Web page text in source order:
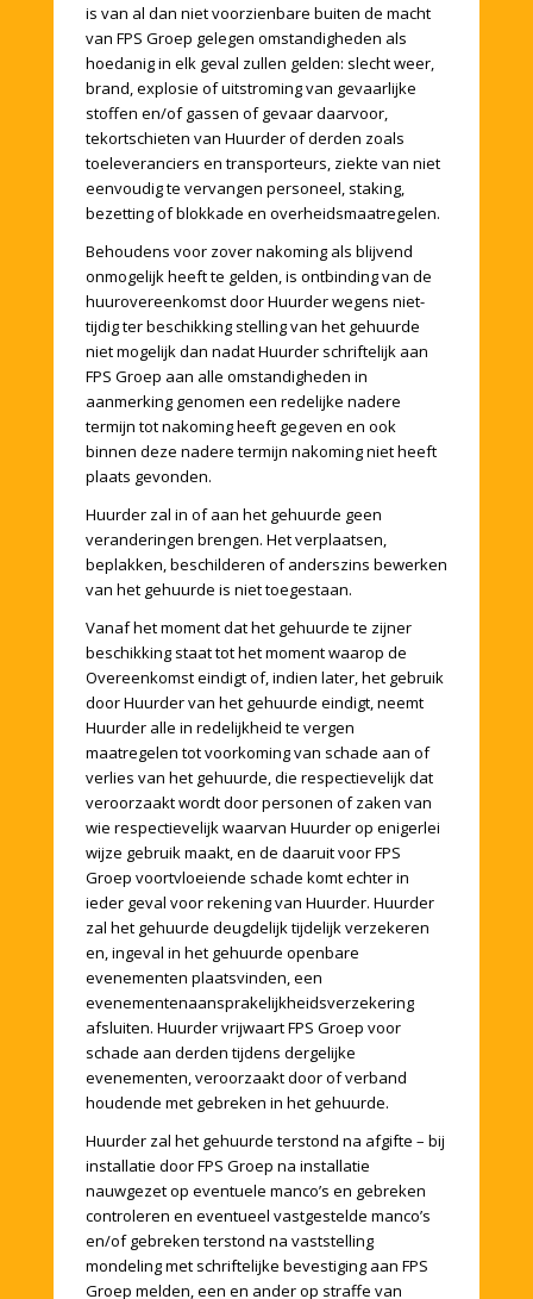
is van al dan niet voorzienbare buiten de macht
van FPS Groep gelegen omstandigheden als
hoedanig in elk geval zullen gelden: slecht weer,
brand, explosie of uitstroming van gevaarlijke
stoffen en/of gassen of gevaar daarvoor,
tekortschieten van Huurder of derden zoals
toeleveranciers en transporteurs, ziekte van niet
eenvoudig te vervangen personeel, staking,
bezetting of blokkade en overheidsmaatregelen.
Behoudens voor zover nakoming als blijvend
onmogelijk heeft te gelden, is ontbinding van de
huurovereenkomst door Huurder wegens niet-
tijdig ter beschikking stelling van het gehuurde
niet mogelijk dan nadat Huurder schriftelijk aan
FPS Groep aan alle omstandigheden in
aanmerking genomen een redelijke nadere
termijn tot nakoming heeft gegeven en ook
binnen deze nadere termijn nakoming niet heeft
plaats gevonden.
Huurder zal in of aan het gehuurde geen
veranderingen brengen. Het verplaatsen,
beplakken, beschilderen of anderszins bewerken
van het gehuurde is niet toegestaan.
Vanaf het moment dat het gehuurde te zijner
beschikking staat tot het moment waarop de
Overeenkomst eindigt of, indien later, het gebruik
door Huurder van het gehuurde eindigt, neemt
Huurder alle in redelijkheid te vergen
maatregelen tot voorkoming van schade aan of
verlies van het gehuurde, die respectievelijk dat
veroorzaakt wordt door personen of zaken van
wie respectievelijk waarvan Huurder op enigerlei
wijze gebruik maakt, en de daaruit voor FPS
Groep voortvloeiende schade komt echter in
ieder geval voor rekening van Huurder. Huurder
zal het gehuurde deugdelijk tijdelijk verzekeren
en, ingeval in het gehuurde openbare
evenementen plaatsvinden, een
evenementenaansprakelijkheidsverzekering
afsluiten. Huurder vrijwaart FPS Groep voor
schade aan derden tijdens dergelijke
evenementen, veroorzaakt door of verband
houdende met gebreken in het gehuurde.
Huurder zal het gehuurde terstond na afgifte – bij
installatie door FPS Groep na installatie
nauwgezet op eventuele manco’s en gebreken
controleren en eventueel vastgestelde manco’s
en/of gebreken terstond na vaststelling
mondeling met schriftelijke bevestiging aan FPS
Groep melden, een en ander op straffe van